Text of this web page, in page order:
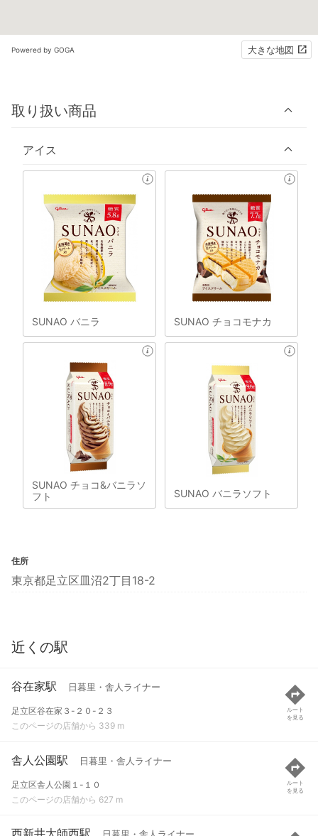
Powered by GOGA 大きな地図
取り扱い商品
アイス
SUNAO バニラ SUNAO チョコモナカ
SUNAO チョコ&バニラソ
フト
SUNAO バニラソフト
住所
東京都足立区皿沼2丁目18-2
近くの駅
谷在家駅 日暮里・舎人ライナー
足立区谷在家３-２０-２３
このページの店舗から 339 m
ルート
を見る
舎人公園駅 日暮里・舎人ライナー
足立区舎人公園１-１０
このページの店舗から 627 m
ルート
を見る
西新井大師西駅